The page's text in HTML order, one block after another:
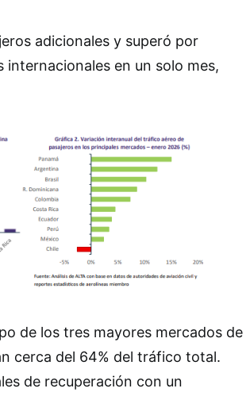
adicionales y superó por
internacionales en un solo mes,
de los tres mayores mercados de
cerca del 64% del tráfico total.
de recuperación con un